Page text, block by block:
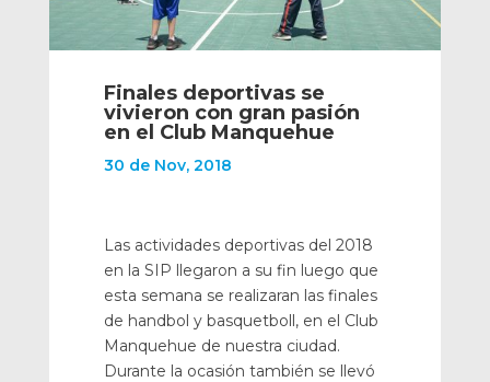
Finales deportivas se
vivieron con gran pasión
en el Club Manquehue
30 de Nov, 2018
Las actividades deportivas del 2018
en la SIP llegaron a su fin luego que
esta semana se realizaran las finales
de handbol y basquetboll, en el Club
Manquehue de nuestra ciudad.
Durante la ocasión también se llevó